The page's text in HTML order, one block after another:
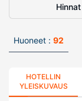
Hinnat
Huoneet : 92
HOTELLIN
YLEISKUVAUS